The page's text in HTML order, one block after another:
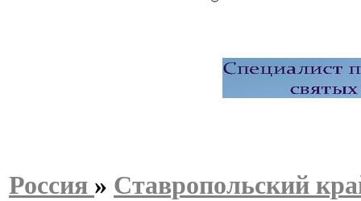
Россия » Ставропольский